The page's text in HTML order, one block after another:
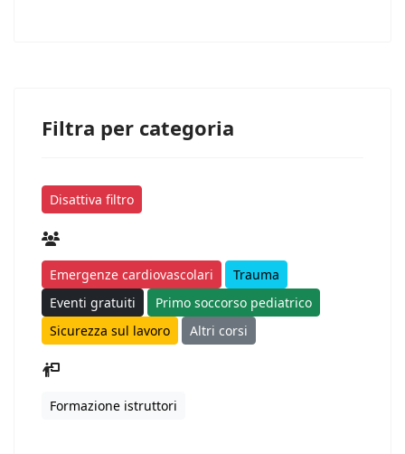
Filtra per categoria
Disattiva filtro
Emergenze cardiovascolari
Trauma
Eventi gratuiti
Primo soccorso pediatrico
Sicurezza sul lavoro
Altri corsi
Formazione istruttori